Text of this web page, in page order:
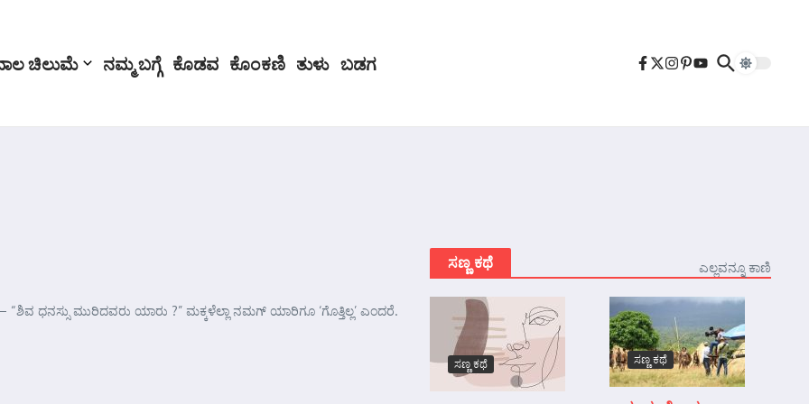
ಚಿಲುಮೆ ನಮ್ಮ ಬಗ್ಗೆ ಕೊಡವ ಕೊಂಕಣಿ ತುಳು ಬಡಗ
“ಶಿವ ಧನಸ್ಸು ಮುರಿದವರು ಯಾರು ?” ಮಕ್ಕಳೆಲ್ಲಾ ನಮಗ್ ಯಾರಿಗೂ ‘ಗೊತ್ತಿಲ್ಲ’ ಎಂದರೆ.
ಸಣ್ಣ ಕಥೆ ಎಲ್ಲವನ್ನೂ ಕಾಣಿ
ಸಣ್ಣ ಕಥೆ ಸಣ್ಣ ಕಥೆ